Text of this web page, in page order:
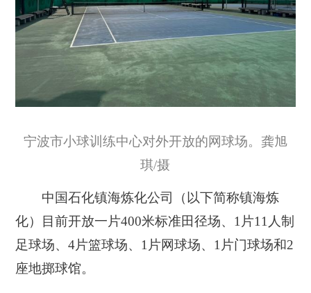
宁波市小球训练中心对外开放的网球场。龚旭
琪/摄
中国石化镇海炼化公司（以下简称镇海炼
化）目前开放一片400米标准田径场、1片11人制
足球场、4片篮球场、1片网球场、1片门球场和2
座地掷球馆。